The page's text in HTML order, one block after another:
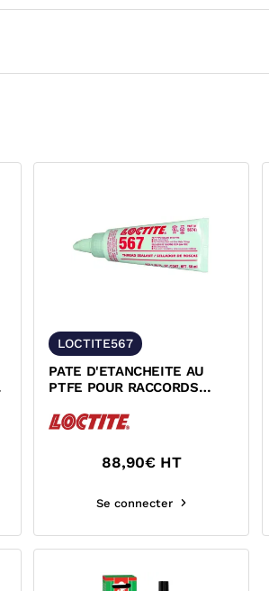
LOCTITE567
PATE D'ETANCHEITE AU
PTFE POUR RACCORDS
FAIBLE...
88,90€ HT
Se connecter